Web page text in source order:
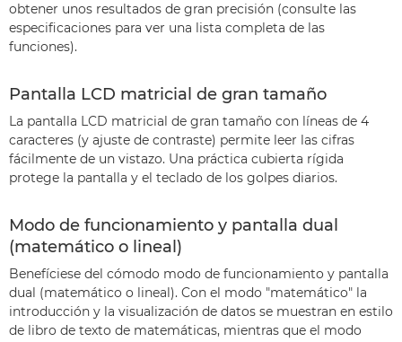
obtener unos resultados de gran precisión (consulte las
especificaciones para ver una lista completa de las
funciones).
Pantalla LCD matricial de gran tamaño
La pantalla LCD matricial de gran tamaño con líneas de 4
caracteres (y ajuste de contraste) permite leer las cifras
fácilmente de un vistazo. Una práctica cubierta rígida
protege la pantalla y el teclado de los golpes diarios.
Modo de funcionamiento y pantalla dual
(matemático o lineal)
Benefíciese del cómodo modo de funcionamiento y pantalla
dual (matemático o lineal). Con el modo "matemático" la
introducción y la visualización de datos se muestran en estilo
de libro de texto de matemáticas, mientras que el modo